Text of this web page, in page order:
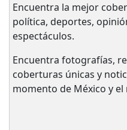
Encuentra la mejor
política, deportes,
espectáculos.
Encuentra fotografías,
coberturas únicas y
momento de México y el